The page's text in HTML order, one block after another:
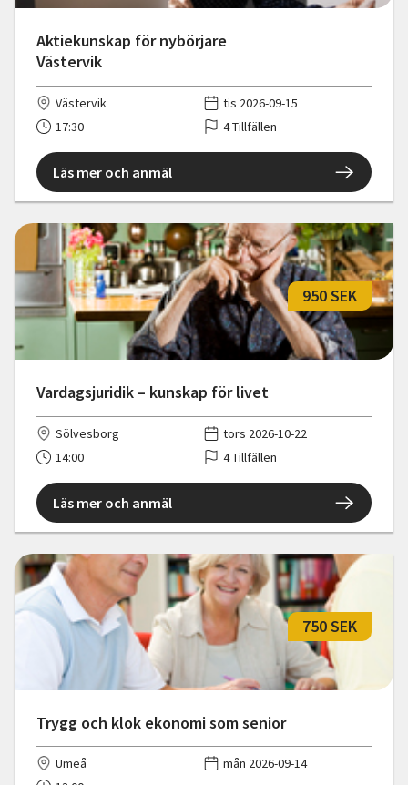
Aktiekunskap för nybörjare
Västervik
Västervik
tis 2026-09-15
17:30
4 Tillfällen
Läs mer och anmäl
Vardagsjuridik – kunskap för livet
950 SEK
Sölvesborg
tors 2026-10-22
14:00
4 Tillfällen
Läs mer och anmäl
Trygg och klok ekonomi som senior
750 SEK
Umeå
mån 2026-09-14